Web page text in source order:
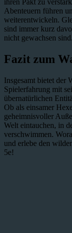
Abenteuern führen
weiterentwickeln.
sind immer kurz
nicht gewachsen sind.
Fazit zum
Insgesamt bietet der
Spielerfahrung mit
übernatürlichen
Ob als einsamer
geheimnisvoller
Welt eintauchen, in
verschwimmen.
und erlebe den
5e!